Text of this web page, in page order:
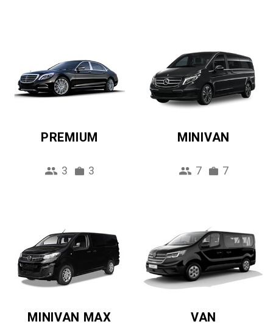
PREMIUM
3 3
MINIVAN
7 7
MINIVAN MAX VAN